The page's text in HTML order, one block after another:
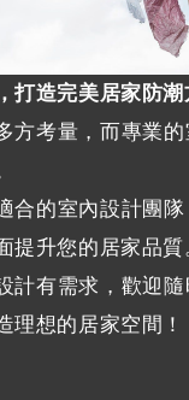
打造完美居家防潮
方考量，而專業
合的室內設計團隊
提升您的居家品質
計有需求，歡迎隨
理想的居家空間！